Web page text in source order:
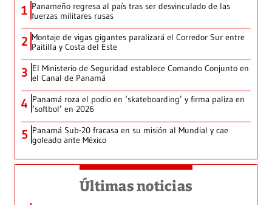
1 Panameño regresa al país tras ser desvinculado de las
fuerzas militares rusas
2 Montaje de vigas gigantes paralizará el Corredor Sur entre
Paitilla y Costa del Este
3 El Ministerio de Seguridad establece Comando Conjunto en
el Canal de Panamá
4 Panamá roza el podio en ‘skateboarding’ y firma paliza en
‘softbol’ en 2026
5 Panamá Sub-20 fracasa en su misión al Mundial y cae
goleado ante México
Últimas noticias